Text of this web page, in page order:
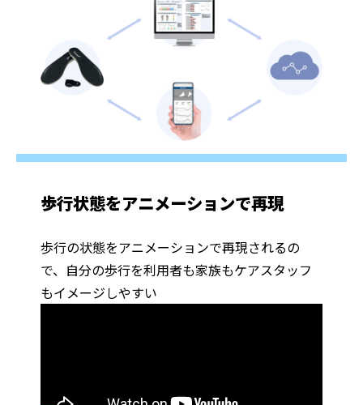
歩行状態をアニメーションで再現
歩行の状態をアニメーションで再現されるの
で、自分の歩行を利用者も家族もケアスタッフ
もイメージしやすい